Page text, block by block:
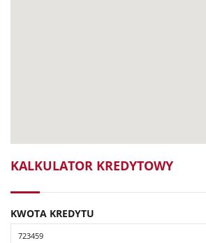
KALKULATOR KREDYTOWY
KWOTA KREDYTU